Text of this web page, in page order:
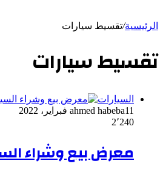
الرئيسية/تقسيط سيارات
تقسيط سيارات
السيارات
ahmed habeba11 فبراير، 2022
2٬240
معرض بيع وشراء